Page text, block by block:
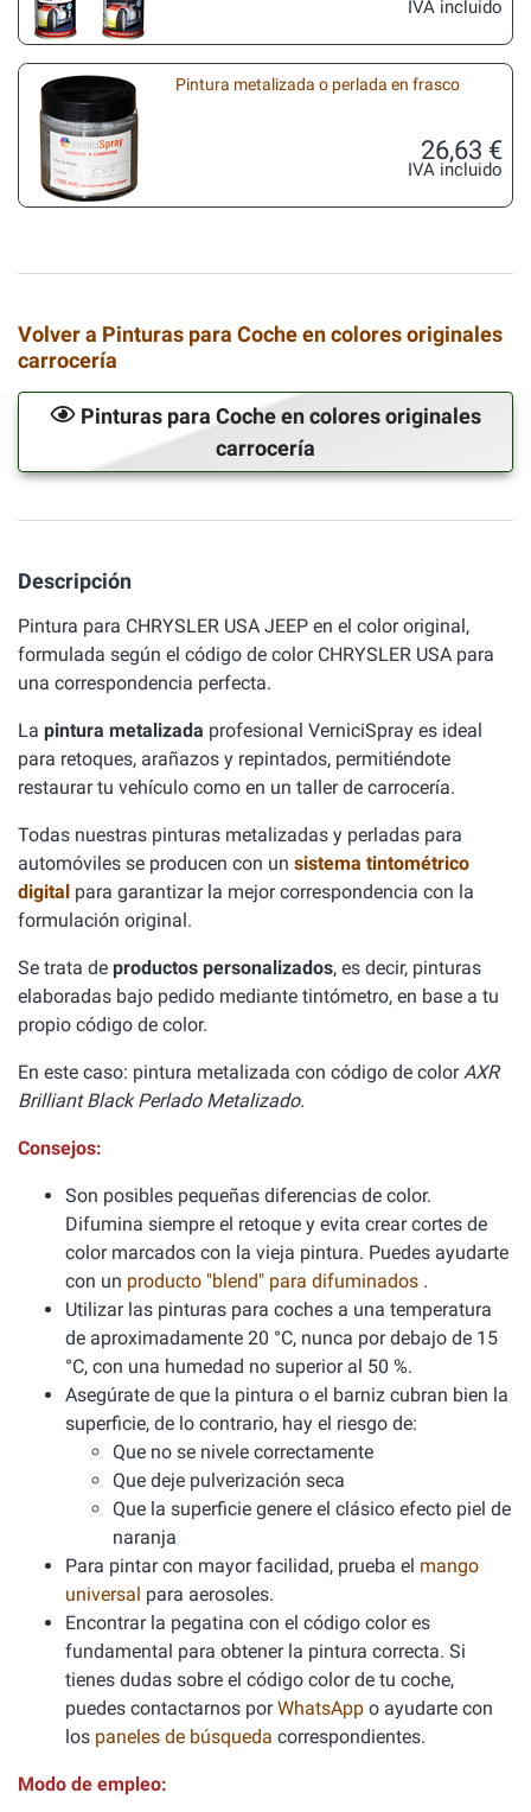
IVA incluido
Pintura metalizada o perlada en frasco
26,63 €
IVA incluido
Volver a Pinturas para Coche en colores originales
carrocería
Pinturas para Coche en colores originales
carrocería
Descripción
Pintura para CHRYSLER USA JEEP en el color original,
formulada según el código de color CHRYSLER USA para
una correspondencia perfecta.
La pintura metalizada profesional VerniciSpray es ideal
para retoques, arañazos y repintados, permitiéndote
restaurar tu vehículo como en un taller de carrocería.
Todas nuestras pinturas metalizadas y perladas para
automóviles se producen con un sistema tintométrico
digital para garantizar la mejor correspondencia con la
formulación original.
Se trata de productos personalizados, es decir, pinturas
elaboradas bajo pedido mediante tintómetro, en base a tu
propio código de color.
En este caso: pintura metalizada con código de colorAXR
Brilliant Black Perlado Metalizado.
Consejos:
Son posibles pequeñas diferencias de color.
Difumina siempre el retoque y evita crear cortes de
color marcados con la vieja pintura. Puedes ayudarte
con un producto "blend" para difuminados .
Utilizar las pinturas para coches a una temperatura
de aproximadamente 20 °C, nunca por debajo de 15
°C, con una humedad no superior al 50 %.
Asegúrate de que la pintura o el barniz cubran bien la
superficie, de lo contrario, hay el riesgo de:
Que no se nivele correctamente
Que deje pulverización seca
Que la superficie genere el clásico efecto piel de
naranja
Para pintar con mayor facilidad, prueba el mango
universal para aerosoles.
Encontrar la pegatina con el código color es
fundamental para obtener la pintura correcta. Si
tienes dudas sobre el código color de tu coche,
puedes contactarnos porWhatsApp o ayudarte con
los paneles de búsqueda correspondientes.
Modo de empleo: